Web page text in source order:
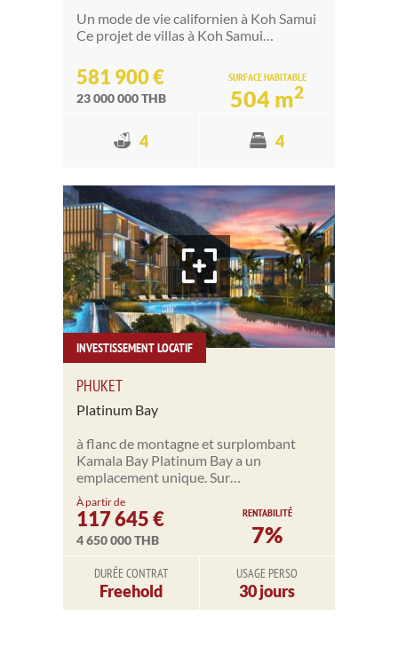
Un mode de vie californien à Koh Samui
Ce projet de villas à Koh Samui…
581 900 €
23 000 000 THB
SURFACE HABITABLE
504 m2
4 4
INVESTISSEMENT LOCATIF
PHUKET
Platinum Bay
à flanc de montagne et surplombant
Kamala Bay Platinum Bay a un
emplacement unique. Sur…
À partir de
117 645 €
4 650 000 THB
RENTABILITÉ
7%
DURÉE CONTRAT
Freehold
USAGE PERSO
30 jours